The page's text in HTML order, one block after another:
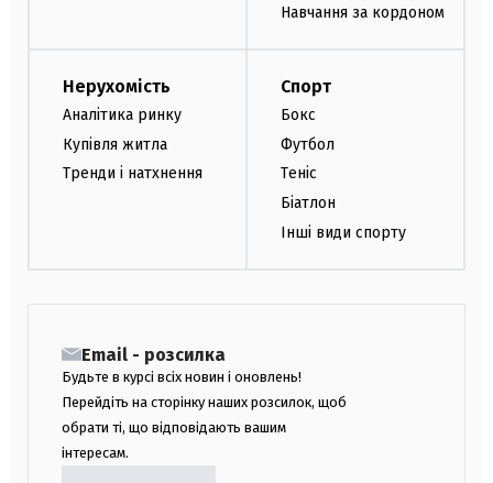
Навчання за кордоном
Нерухомість
Аналітика ринку
Купівля житла
Тренди і натхнення
Спорт
Бокс
Футбол
Теніс
Біатлон
Інші види спорту
Email - розсилка
Будьте в курсі всіх новин і оновлень!
Перейдіть на сторінку наших розсилок, щоб
обрати ті, що відповідають вашим
інтересам.